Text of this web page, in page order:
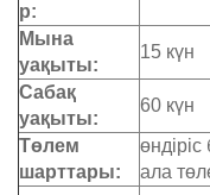
р:
Мына
уақыты:
15 күн
Сабақ
уақыты:
60 күн
Төлем
шарттары:
ала